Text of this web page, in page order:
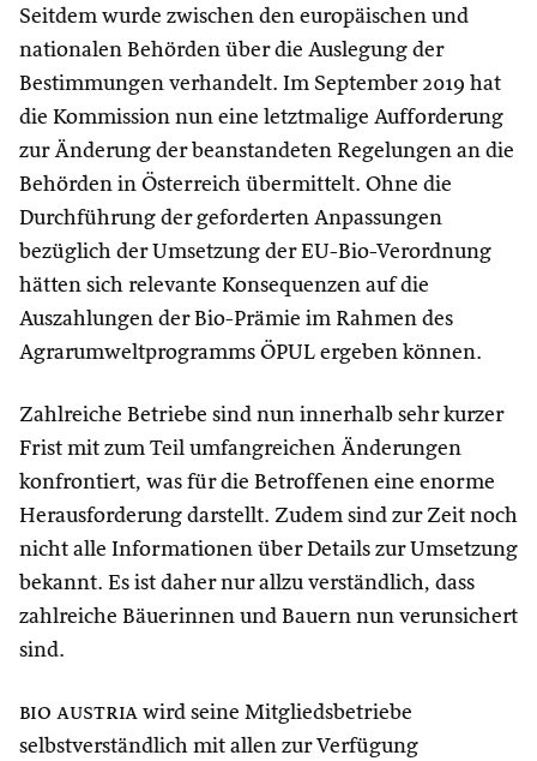
Seitdem wurde zwischen den europäischen und
nationalen Behörden über die Auslegung der
Bestimmungen verhandelt. Im September 2019 hat
die Kommission nun eine letztmalige Aufforderung
zur Änderung der beanstandeten Regelungen an die
Behörden in Österreich übermittelt. Ohne die
Durchführung der geforderten Anpassungen
bezüglich der Umsetzung der EU-Bio-Verordnung
hätten sich relevante Konsequenzen auf die
Auszahlungen der Bio-Prämie im Rahmen des
Agrarumweltprogramms ÖPUL ergeben können.
Zahlreiche Betriebe sind nun innerhalb sehr kurzer
Frist mit zum Teil umfangreichen Änderungen
konfrontiert, was für die Betroffenen eine enorme
Herausforderung darstellt. Zudem sind zur Zeit noch
nicht alle Informationen über Details zur Umsetzung
bekannt. Es ist daher nur allzu verständlich, dass
zahlreiche Bäuerinnen und Bauern nun verunsichert
sind.
bio austria wird seine Mitgliedsbetriebe
selbstverständlich mit allen zur Verfügung